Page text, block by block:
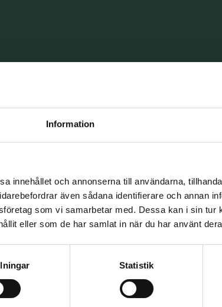
Information
innehållet och annonserna till användarna,
även sådana identifierare och annan
som vi samarbetar med. Dessa kan i sin tur
eller som de har samlat in när du har använt
Statistik
vilket betyder att vi
och vår tandvård.